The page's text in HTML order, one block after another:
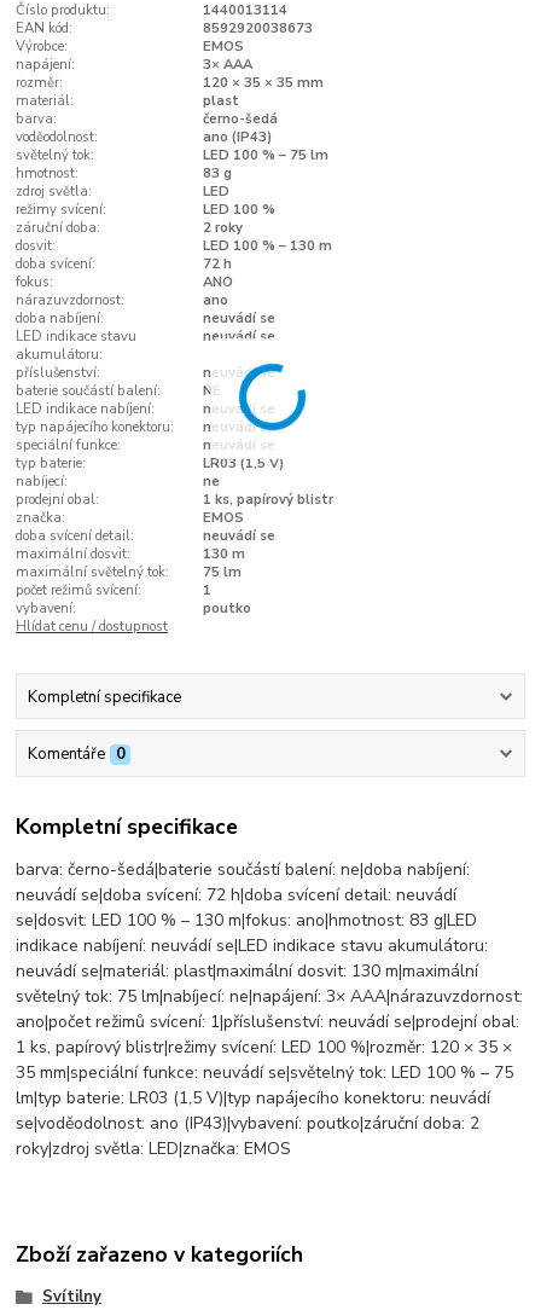
Číslo produktu:
1440013114
EAN kód:
8592920038673
Výrobce:
EMOS
napájení:
3× AAA
rozměr:
120 × 35 × 35 mm
materiál:
plast
barva:
černo-šedá
voděodolnost:
ano (IP43)
světelný tok:
LED 100 % – 75 lm
hmotnost:
83 g
zdroj světla:
LED
režimy svícení:
LED 100 %
záruční doba:
2 roky
dosvit:
LED 100 % – 130 m
doba svícení:
72 h
fokus:
ANO
nárazuvzdornost:
ano
doba nabíjení:
neuvádí se
LED indikace stavu
akumulátoru:
neuvádí se
příslušenství:
neuvádí se
baterie součástí balení:
NE
LED indikace nabíjení:
neuvádí se
typ napájecího konektoru:
neuvádí se
speciální funkce:
neuvádí se
typ baterie:
LR03 (1,5 V)
nabíjecí:
ne
prodejní obal:
1 ks, papírový blistr
značka:
EMOS
doba svícení detail:
neuvádí se
maximální dosvit:
130 m
maximální světelný tok:
75 lm
počet režimů svícení:
1
vybavení:
poutko
Hlídat cenu / dostupnost
Kompletní specifikace
Komentáře 0
Kompletní specifikace
barva: černo-šedá|baterie součástí balení: ne|doba nabíjení:
neuvádí se|doba svícení: 72 h|doba svícení detail: neuvádí
se|dosvit: LED 100 % – 130 m|fokus: ano|hmotnost: 83 g|LED
indikace nabíjení: neuvádí se|LED indikace stavu akumulátoru:
neuvádí se|materiál: plast|maximální dosvit: 130 m|maximální
světelný tok: 75 lm|nabíjecí: ne|napájení: 3× AAA|nárazuvzdornost:
ano|počet režimů svícení: 1|příslušenství: neuvádí se|prodejní obal:
1 ks, papírový blistr|režimy svícení: LED 100 %|rozměr: 120 × 35 ×
35 mm|speciální funkce: neuvádí se|světelný tok: LED 100 % – 75
lm|typ baterie: LR03 (1,5 V)|typ napájecího konektoru: neuvádí
se|voděodolnost: ano (IP43)|vybavení: poutko|záruční doba: 2
roky|zdroj světla: LED|značka: EMOS
Zboží zařazeno v kategoriích
Svítilny